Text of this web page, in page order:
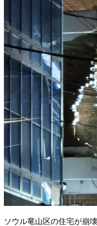
ソウル竜山区の住宅が崩